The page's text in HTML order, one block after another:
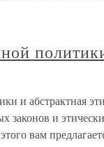
и абстрактная
законов и
вам